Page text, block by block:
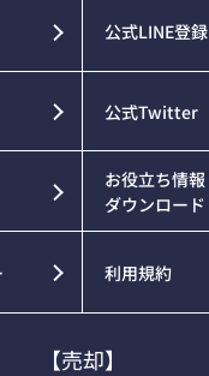
公式LINE登録
公式Twitter
お役立ち情報
ダウンロード
利用規約
【売却】